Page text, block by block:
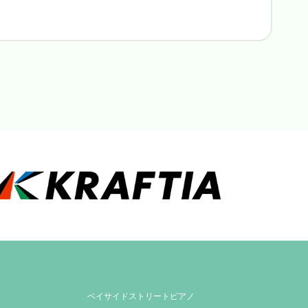
ベイサイドストリートピアノ